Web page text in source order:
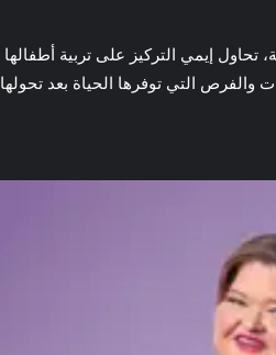
تحاول إيمي التركيز على تربية
والفرص التي توفرها الحياة بعد